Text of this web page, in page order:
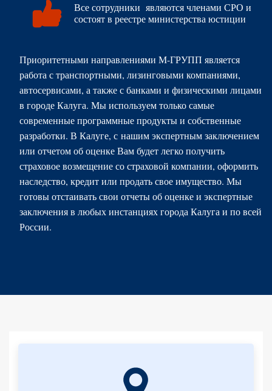
Все сотрудники являются членами СРО и
состоят в реестре министерства юстиции
Приоритетными направлениями М-ГРУПП является
работа с транспортными, лизинговыми компаниями,
автосервисами, а также с банками и физическими лицами
в городе Калуга. Мы используем только самые
современные программные продукты и собственные
разработки. В Калуге, с нашим экспертным заключением
или отчетом об оценке Вам будет легко получить
страховое возмещение со страховой компании, оформить
наследство, кредит или продать свое имущество. Мы
готовы отстаивать свои отчеты об оценке и экспертные
заключения в любых инстанциях города Калуга и по всей
России.